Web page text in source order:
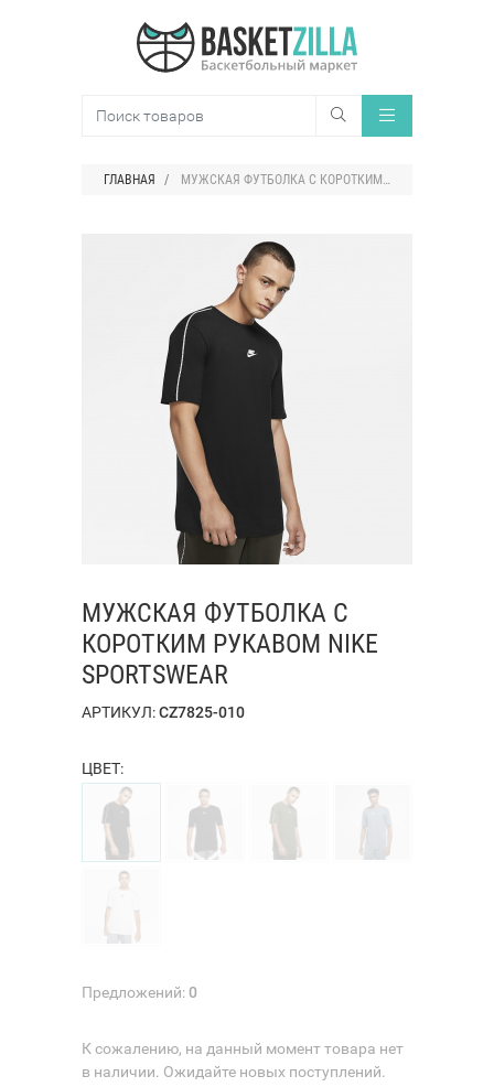
ГЛАВНАЯ МУЖСКАЯ ФУТБОЛКА С КОРОТКИМ РУКАВОМ NIKE SPORTSWEAR
МУЖСКАЯ ФУТБОЛКА С
КОРОТКИМ РУКАВОМ NIKE
SPORTSWEAR
АРТИКУЛ:CZ7825-010
ЦВЕТ:
Предложений:0
К сожалению, на данный момент товара нет
в наличии. Ожидайте новых поступлений.